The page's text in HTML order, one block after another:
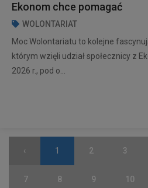
Ekonom chce pomagać
WOLONTARIAT
Moc Wolontariatu to kolejne
którym wzięli udział społecznicy z
2026 r., pod o...
‹ 1 2 3
7 8 9 10